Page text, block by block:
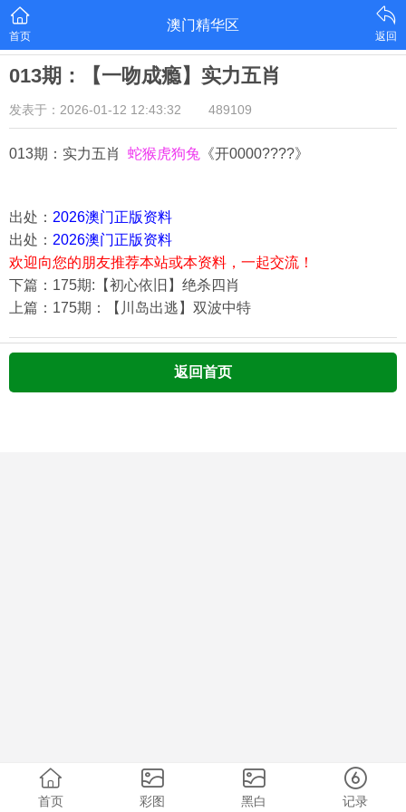
首页
澳门精华区
返回
013期：【一吻成瘾】实力五肖
发表于：2026-01-12 12:43:32 489109
013期：实力五肖 蛇猴虎狗兔 《开0000????》
出处： 2026澳门正版资料
出处： 2026澳门正版资料
欢迎向您的朋友推荐本站或本资料，一起交流！
下篇：175期:【初心依旧】绝杀四肖
上篇：175期：【川岛出逃】双波中特
返回首页
首页 彩图 黑白 记录